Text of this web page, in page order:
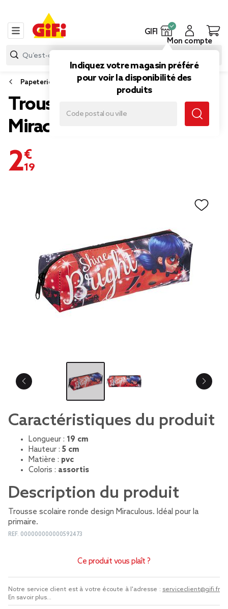
GIFI
Indiquez votre magasin préféré
pour voir la disponibilité des
produits
Mon compte
Papeterie et fournitures bureau
Trousse scolaire
Miraculous
2,19 €
Caractéristiques du produit
Longueur : 19 cm
Hauteur : 5 cm
Matière : pvc
Coloris : assortis
Description du produit
Trousse scolaire ronde design Miraculous. Idéal pour la
primaire.
REF. 000000000000592473
Ce produit vous plaît ?
Notre service client est à votre écoute à l'adresse : serviceclient@gifi.fr
En savoir plus...